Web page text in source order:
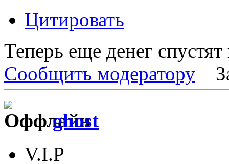
Цитировать
Теперь еще денег спустят
Сообщить модератору
ghost
V.I.P